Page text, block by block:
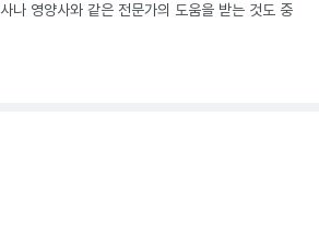
나 영양사와 같은 전문가의 도움을 받는 것도 중